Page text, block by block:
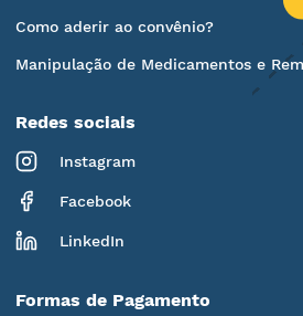
Como aderir ao convênio?
Manipulação de Medicamentos e
Redes sociais
Instagram
Facebook
LinkedIn
Formas de Pagamento